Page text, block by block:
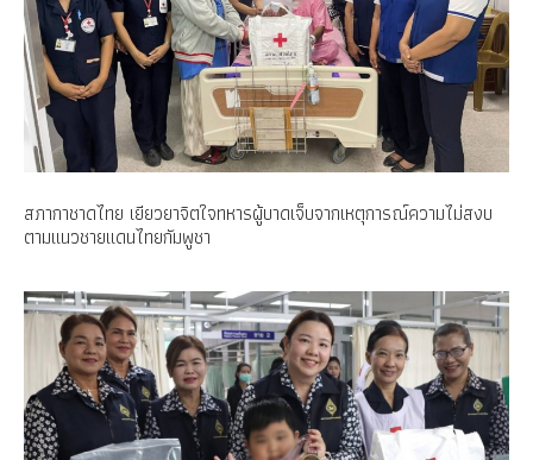
สภากาชาดไทย เยียวยาจิตใจทหารผู้บาดเจ็บจากเหตุการณ์ความไม่สงบ
ตามแนวชายแดนไทยกัมพูชา